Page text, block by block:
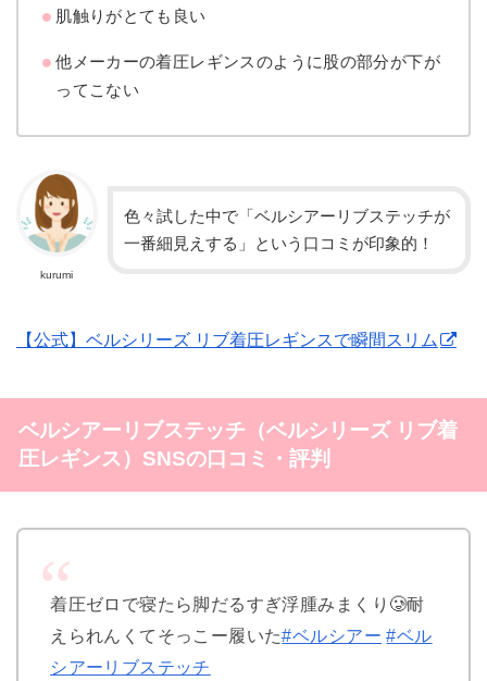
肌触りがとても良い
他メーカーの着圧レギンスのように股の部分が下が
ってこない
kurumi
色々試した中で「ベルシアーリブステッチが
一番細見えする」という口コミが印象的！
【公式】ベルシリーズ リブ着圧レギンスで瞬間スリム
ベルシアーリブステッチ（ベルシリーズ リブ着
圧レギンス）SNSの口コミ・評判
着圧ゼロで寝たら脚だるすぎ浮腫みまくり🥲耐
えられんくてそっこー履いた#ベルシアー #ベル
シアーリブステッチ